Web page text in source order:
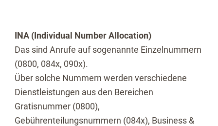
INA (Individual Number Allocation)
Das sind Anrufe auf sogenannte Einzelnummern
(0800, 084x, 090x).
Über solche Nummern werden verschiedene
Dienstleistungen aus den Bereichen
Gratisnummer (0800),
Gebührenteilungsnummern (084x), Business &